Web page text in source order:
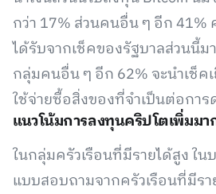
กว่า 17% ส่วนคนอื่น ๆ อีก 41%
ได้รับจากเช็คของรัฐบาลส่วนนี้
กลุ่มคนอื่น ๆ อีก 62% จะนำเช็ค
ใช้จ่ายซื้อสิ่งของที่จำเป็นต่อการ
แนวโน้มการลงทุนคริปโตเพิ่มม
ในกลุ่มครัวเรือนที่มีรายได้สูง ใ
แบบสอบถามจากครัวเรือนที่มีรา